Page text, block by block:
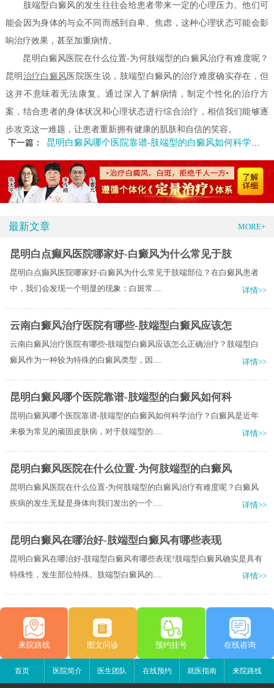
肢端型白癜风的发生往往会给患者带来一定的心理压力。他们可
能会因为身体的与众不同而感到自卑、焦虑，这种心理状态可能会影
响治疗效果，甚至加重病情。
昆明白癜风医院在什么位置-为何肢端型的白癜风治疗有难度呢？
昆明 治疗白癜风 医院医生说，肢端型白癜风的治疗难度确实存在，但
这并不意味着无法康复。通过深入了解病情，制定个性化的治疗方
案，结合患者的身体状况和心理状态进行综合治疗，相信我们能够逐
步攻克这一难题，让患者重新拥有健康的肌肤和自信的笑容。
下一篇：
昆明白癜风哪个医院靠谱-肢端型的白癜风如何科学治疗
最新文章 MORE+
昆明白点癫风医院哪家好-白癜风为什么常见于肢
昆明白点癫风医院哪家好-白癜风为什么常见于肢端部位？在白癜风患者
中，我们会发现一个明显的现象：白斑常.....
详情>>
云南白癜风治疗医院有哪些-肢端型白癜风应该怎
云南白癜风治疗医院有哪些-肢端型白癜风应该怎么正确治疗？肢端型白
癜风作为一种较为特殊的白癜风类型，因.....
详情>>
昆明白癜风哪个医院靠谱-肢端型的白癜风如何科
昆明白癜风哪个医院靠谱-肢端型的白癜风如何科学治疗？白癜风是近年
来极为常见的顽固皮肤病，对于肢端型的.....
详情>>
昆明白癜风医院在什么位置-为何肢端型的白癜风
昆明白癜风医院在什么位置-为何肢端型的白癜风治疗有难度呢？白癜风
疾病的发生无疑是身体向我们发出的一个.....
详情>>
昆明白癜风在哪治好-肢端型白癜风有哪些表现
昆明白癜风在哪治好-肢端型白癜风有哪些表现?肢端型白癜风确实是具有
特殊性，发生部位特殊。肢端型白癜风的.....
详情>>
来院路线 图文问诊 预约挂号 在线咨询
首页 医院简介 医生团队 在线预约 就医指南 来院路线